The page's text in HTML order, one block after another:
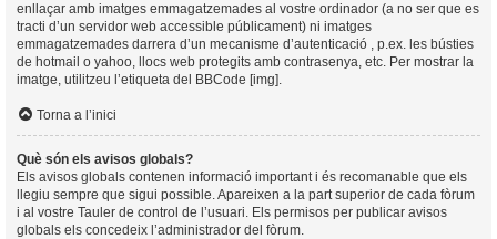
enllaçar amb imatges emmagatzemades al vostre ordinador (a no ser que es
tracti d’un servidor web accessible públicament) ni imatges
emmagatzemades darrera d’un mecanisme d’autenticació , p.ex. les bústies
de hotmail o yahoo, llocs web protegits amb contrasenya, etc. Per mostrar la
imatge, utilitzeu l’etiqueta del BBCode [img].
Torna a l’inici
Què són els avisos globals?
Els avisos globals contenen informació important i és recomanable que els
llegiu sempre que sigui possible. Apareixen a la part superior de cada fòrum
i al vostre Tauler de control de l’usuari. Els permisos per publicar avisos
globals els concedeix l’administrador del fòrum.